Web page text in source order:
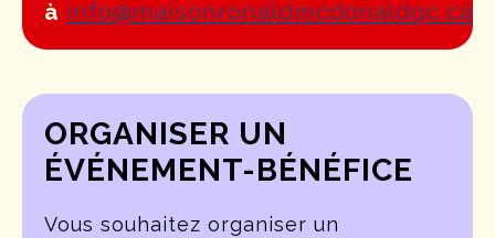
à info@maisonronaldmcdonaldqc.ca
ORGANISER UN
ÉVÉNEMENT-BÉNÉFICE
Vous souhaitez organiser un